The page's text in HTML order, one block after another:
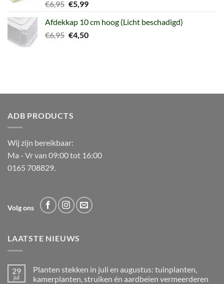
€6,95 Oorspronkelijke
was:
€6,95.
€5,99Huidige
is:
€5,99.
Afdekkap 10 cm hoog (Licht beschadigd)
€6,95 Oorspronkelijke
€4,50Huidige
ADB PRODUCTS
Wij zijn bereikbaar:
Ma - Vr van 09:00 tot 16:00
0165 708829.
Volg ons
LAATSTE NIEUWS
29
jul
Planten stekken in juli en augustus: tuinplanten,
kamerplanten, struiken én aardbeien vermeerderen